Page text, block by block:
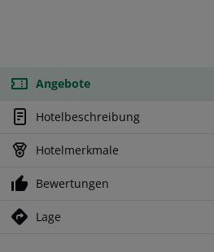
Angebote
Hotelbeschreibung
Hotelmerkmale
Bewertungen
Lage